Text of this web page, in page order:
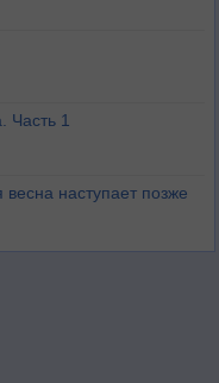
Часть 1
наступает позже